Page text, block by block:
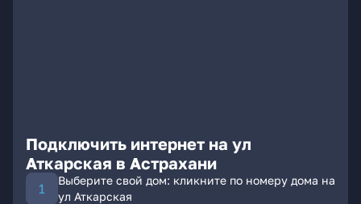
Подключить интернет на ул
Аткарская в Астрахани
Выберите свой дом: кликните по номеру дома на
ул Аткарская